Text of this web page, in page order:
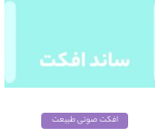
افکت صوتی طبیعت